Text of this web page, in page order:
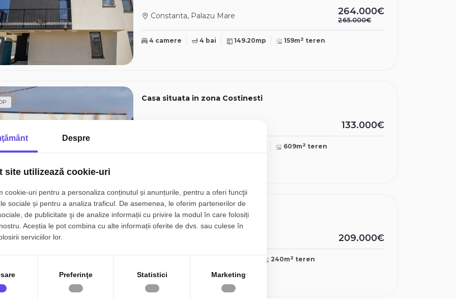
Constanta, Palazu Mare 264.000€
265.000€
4 camere 4 bai 149.20mp 159m2 teren
Casa situata in zona Costinesti
133.000€
609m2 teren
Casa situata in zona COICIU
209.000€
240m2 teren
Despre
site utilizează cookie-uri
cookie-uri pentru a personaliza conținutul și anunțurile, pentru a oferi funcţii
sociale și pentru a analiza traficul. De asemenea, le oferim partenerilor de
de publicitate şi de analize informații cu privire la modul în care folosiți
Aceștia le pot combina cu alte informații oferite de dvs. sau culese în
serviciilor lor.
Preferinţe Statistici Marketing